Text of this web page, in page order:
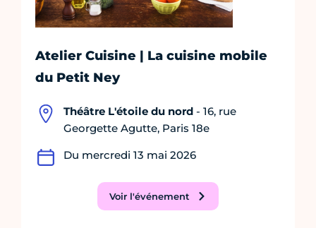
Atelier Cuisine | La cuisine mobile
du Petit Ney
Théâtre L'étoile du nord - 16, rue
Georgette Agutte, Paris 18e
Du mercredi 13 mai 2026
Voir l'événement